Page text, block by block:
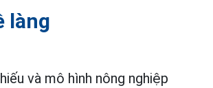
làng
và mô hình nông nghiệp